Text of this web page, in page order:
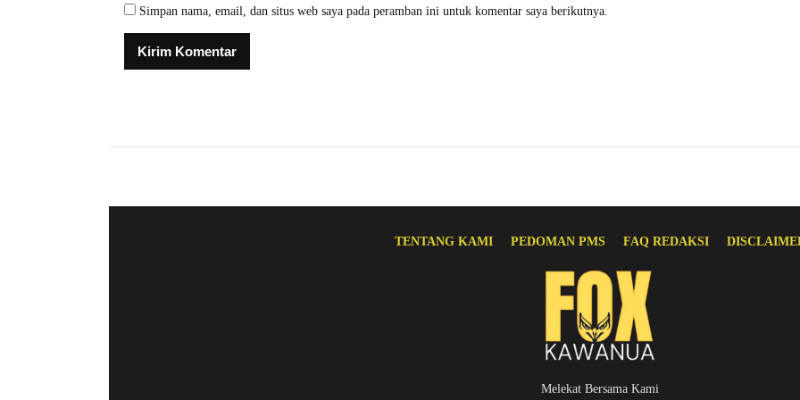
Simpan nama, email, dan situs web saya pada peramban ini untuk komentar saya berikutnya.
TENTANG KAMI PEDOMAN PMS FAQ REDAKSI
Melekat Bersama Kami